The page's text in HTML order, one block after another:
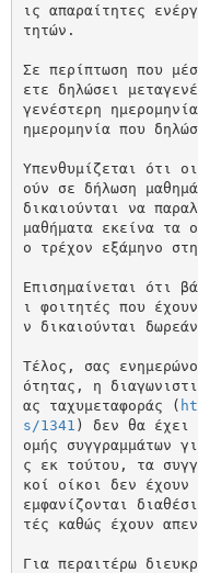
ις απαραίτητες
τητών.
Σε περίπτωση που
ετε δηλώσει
γενέστερη
ημερομηνία που
Υπενθυμίζεται ότι
ούν σε δήλωση
δικαιούνται να
μαθήματα εκείνα τα
ο τρέχον εξάμηνο
Επισημαίνεται ότι
ι φοιτητές που
ν δικαιούνται
Τέλος, σας
ότητας, η
ας ταχυμεταφοράς (
s/1341 ) δεν θα έχει
ομής συγγραμμάτων
ς εκ τούτου, τα
κοί οίκοι δεν έχουν
εμφανίζονται
τές καθώς έχουν
Για περαιτέρω